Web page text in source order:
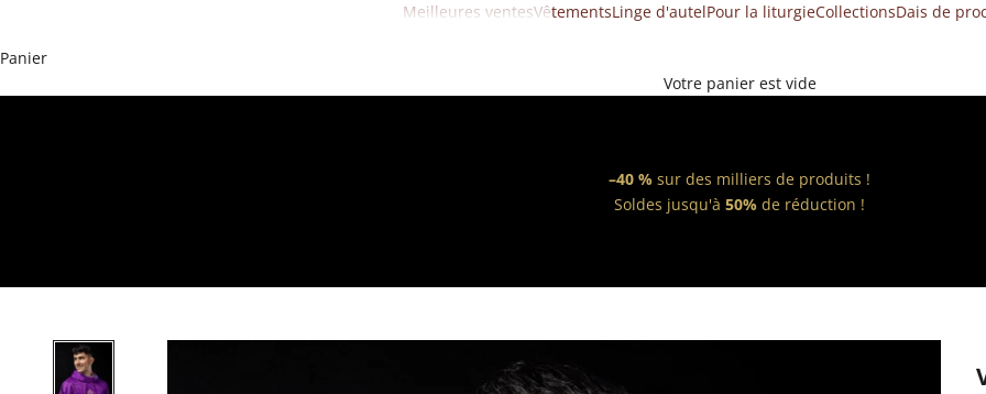
Meilleures ventesVêtementsLinge d'autelPour la liturgieCollectionsDais de
Panier
Votre panier est vide
–40 % sur des milliers de produits !
Soldes jusqu'à 50% de réduction !